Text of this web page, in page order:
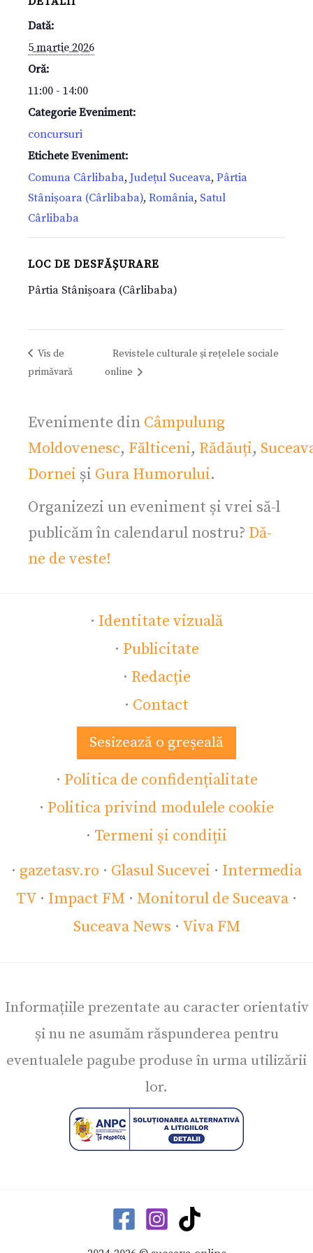
Dată:
5 martie 2026
Oră:
11:00 - 14:00
Categorie Eveniment:
concursuri
Etichete Eveniment:
Comuna Cârlibaba, Județul Suceava, Pârtia
Stânișoara (Cârlibaba), România, Satul
Cârlibaba
LOC DE DESFĂȘURARE
Pârtia Stânișoara (Cârlibaba)
Vis de
primăvară
Revistele culturale și rețelele sociale
online
Evenimente din Câmpulung
Moldovenesc, Fălticeni, Rădăuți,
Dornei și Gura Humorului.
Organizezi un eveniment și vrei să-l
publicăm în calendarul nostru? Dă-
ne de veste!
· Identitate vizuală
· Publicitate
· Redacție
· Contact
Sesizează o greșeală
· Politica de confidențialitate
· Politica privind modulele cookie
· Termeni și condiții
· gazetasv.ro · Glasul Sucevei · Intermedia
TV · Impact FM · Monitorul de Suceava ·
Suceava News · Viva FM
Informațiile prezentate au caracter orientativ
și nu ne asumăm răspunderea pentru
eventualele pagube produse în urma utilizării
lor.